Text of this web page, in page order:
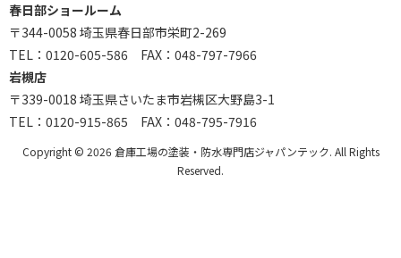
春日部ショールーム
〒344-0058 埼玉県春日部市栄町2-269
TEL： 0120-605-586 FAX：048-797-7966
岩槻店
〒339-0018 埼玉県さいたま市岩槻区大野島3-1
TEL： 0120-915-865 FAX：048-795-7916
Copyright © 2026 倉庫工場の塗装・防水専門店ジャパンテック. All Rights
Reserved.